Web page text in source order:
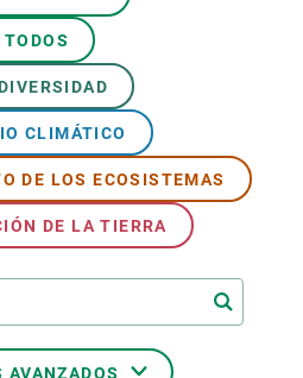
TODOS
CLIMÁTICO
DE LOS ECOSISTEMAS
DE LA TIERRA
AVANZADOS